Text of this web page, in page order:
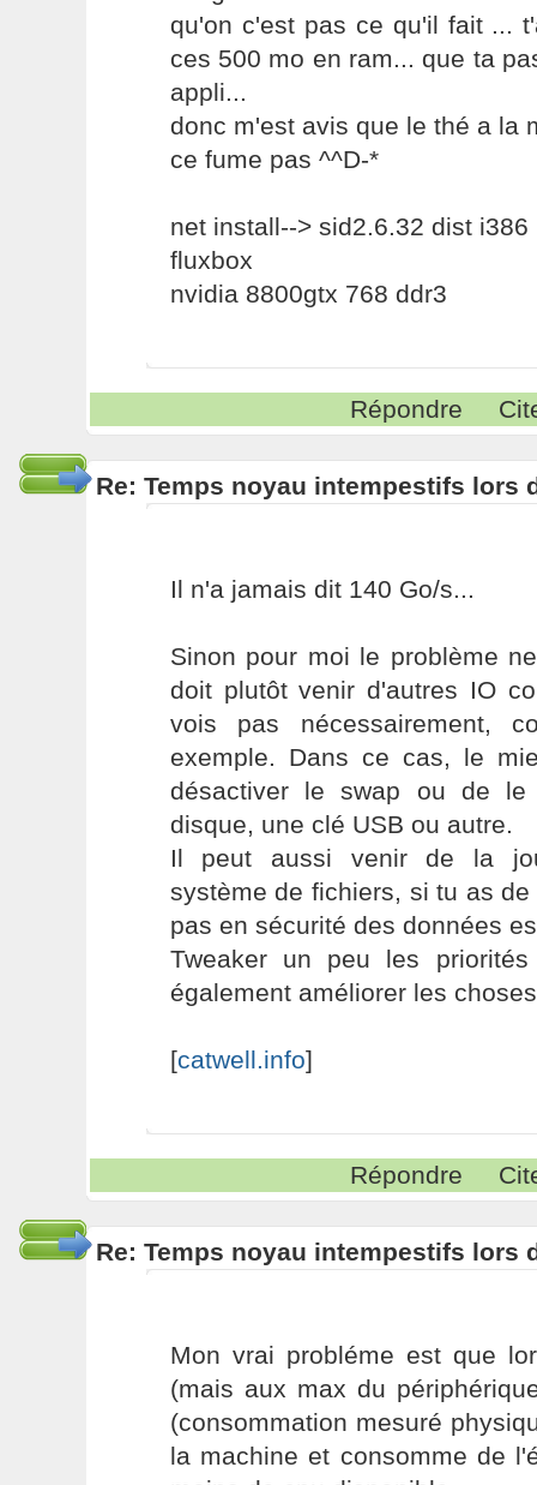
qu'on c'est pas ce qu'il fait ...
ces 500 mo en ram... que ta
appli...
donc m'est avis que le thé a la
ce fume pas ^^D-*
net install--> sid2.6.32 dist i386
fluxbox
nvidia 8800gtx 768 ddr3
Répondre
Re: Temps noyau intempestifs lors
Il n'a jamais dit 140 Go/s...
Sinon pour moi le problème
doit plutôt venir d'autres IO
vois pas nécessairement,
exemple. Dans ce cas, le
désactiver le swap ou de
disque, une clé USB ou autre.
Il peut aussi venir de la
système de fichiers, si tu as
pas en sécurité des données
Tweaker un peu les
également améliorer les
[catwell.info]
Répondre
Re: Temps noyau intempestifs lors
Mon vrai probléme est que
(mais aux max du
(consommation mesuré
la machine et consomme de